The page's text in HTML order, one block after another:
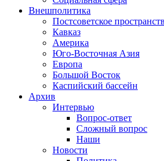
Внешполитика
Постсоветское
Кавказ
Америка
Юго-Восточная Азия
Европа
Большой Восток
Каспийский бассейн
Архив
Интервью
Вопрос-ответ
Сложный вопрос
Наши
Новости